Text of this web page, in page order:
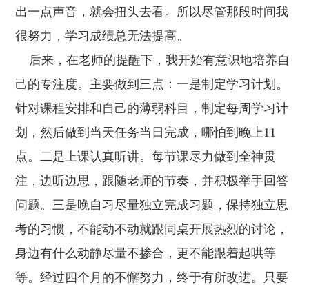
出一点声音，就会扭头去看。所以尽管那段时间我
很努力，学习成绩总无法提高。
后来，在老师的提醒下，我开始有意识地培养自
己的专注度。主要做到三点：一是制定学习计划。
针对课程安排和自己的薄弱科目，制定每周学习计
划，然后做到当天任务当日完成，哪怕到晚上11
点。二是上课认真听讲。每节课尽力做到全神贯
注，边听边思，跟随老师的节奏，并积极举手回答
问题。三是晚自习尽量独立完成习题，保持独立思
考的习惯，不能动不动就跟同桌开展热烈的讨论，
身边有什么动静尽量不掺合，更不能跟着起哄等
等。经过四个月的不懈努力，终于有所改进。只要